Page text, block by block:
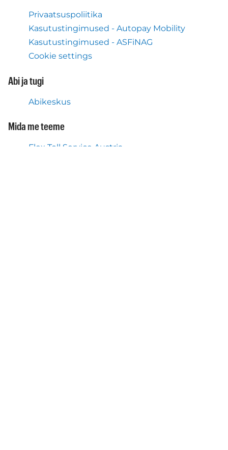
Privaatsuspoliitika
Kasutustingimused - Autopay Mobility
Kasutustingimused - ASFiNAG
Cookie settings
Abi ja tugi
Abikeskus
Mida me teeme
Flex Toll Service Austria